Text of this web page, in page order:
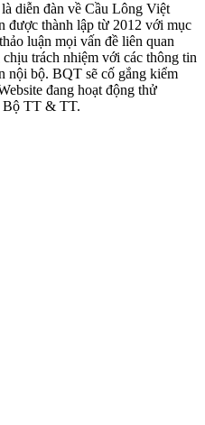
diễn đàn về Cầu Lông Việt
được thành lập từ 2012 với mục
luận mọi vấn đề liên quan
trách nhiệm với các thông tin
nội bộ. BQT sẽ cố gắng kiểm
đang hoạt động thử
Bộ TT & TT.